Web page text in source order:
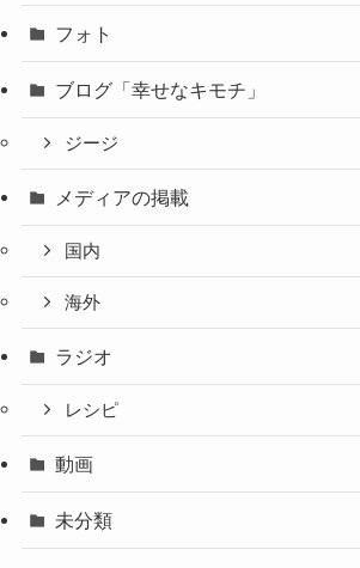
フォト
ブログ「幸せなキモチ」
ジージ
メディアの掲載
国内
海外
ラジオ
レシピ
動画
未分類